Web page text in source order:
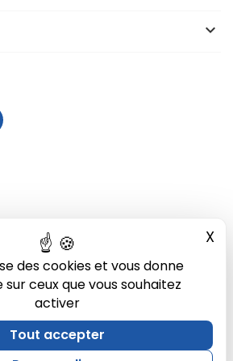
des cookies et vous donne
ceux que vous souhaitez
activer
Tout accepter
X
